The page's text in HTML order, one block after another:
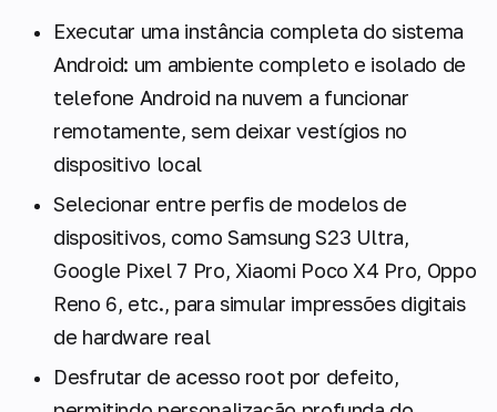
Executar uma instância completa do sistema
Android: um ambiente completo e isolado de
telefone Android na nuvem a funcionar
remotamente, sem deixar vestígios no
dispositivo local
Selecionar entre perfis de modelos de
dispositivos, como Samsung S23 Ultra,
Google Pixel 7 Pro, Xiaomi Poco X4 Pro, Oppo
Reno 6, etc., para simular impressões digitais
de hardware real
Desfrutar de acesso root por defeito,